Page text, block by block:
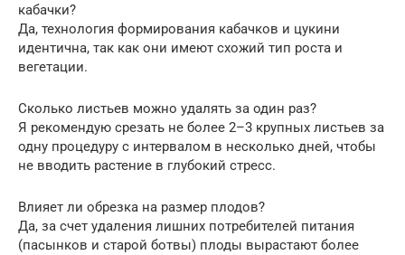
кабачки?
Да, технология формирования кабачков и цукини
идентична, так как они имеют схожий тип роста и
вегетации.
Сколько листьев можно удалять за один раз?
Я рекомендую срезать не более 2–3 крупных листьев за
одну процедуру с интервалом в несколько дней, чтобы
не вводить растение в глубокий стресс.
Влияет ли обрезка на размер плодов?
Да, за счет удаления лишних потребителей питания
(пасынков и старой ботвы) плоды вырастают более